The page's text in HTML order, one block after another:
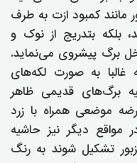
مانند کمبود ازت به طرف
بلکه بتدریج از نوک و
برگ پیشروی می‌نماید.
غالبا به صورت لکه‌های
برگ‌های قدیمی ظاهر
موضعی همراه با زرد
دیگر نیز حاشیه
تشکیل شوند به رنگ